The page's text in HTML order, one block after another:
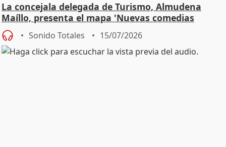
La concejala delegada de Turismo, Almudena
Maíllo, presenta el mapa 'Nuevas comedias
madrileñas'
Sonido Totales 15/07/2026